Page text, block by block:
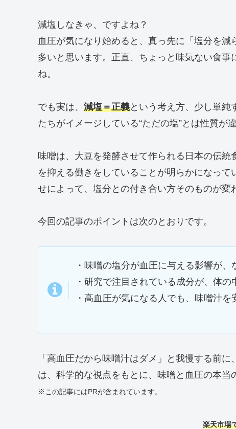
減塩しなきゃ、ですよね？
血圧が気になり始めると、真っ先に「塩分を
多いと思います。正直、ちょっと味気ない食
ね。
でも実は、 減塩＝正義という考え方、少し単純
たちがイメージしている“ただの塩”とは性質が
味噌は、大豆を発酵させて作られる日本の伝
を抑える働きをしていることが明らかになっ
せによって、塩分との付き合い方そのものが変
今回の記事のポイントは次のとおりです。
・味噌の塩分が血圧に与える影響が、
・研究で注目されている成分が、体の
・高血圧が気になる人でも、味噌汁を
「高血圧だから味噌汁はダメ」と我慢する前
は、科学的な視点をもとに、味噌と血圧の本当
※この記事にはPRが含まれています。
楽天市場